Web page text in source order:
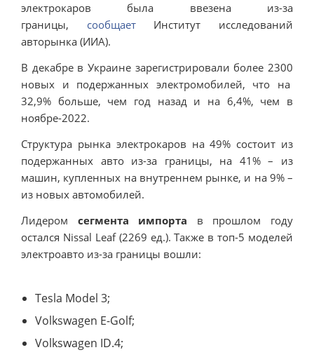
электрокаров была ввезена из-за
границы, сообщаетИнститут исследований
авторынка (ИИА).
В декабре в Украине зарегистрировали более 2300
новых и подержанных электромобилей, что на
32,9% больше, чем год назад и на 6,4%, чем в
ноябре-2022.
Структура рынка электрокаров на 49% состоит из
подержанных авто из-за границы, на 41% – из
машин, купленных на внутреннем рынке, и на 9% –
из новых автомобилей.
Лидером сегмента импорта в прошлом году
остался Nissal Leaf (2269 ед.). Также в топ-5 моделей
электроавто из-за границы вошли:
Tesla Model 3;
Volkswagen E-Golf;
Volkswagen ID.4;